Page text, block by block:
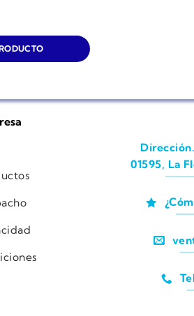
01595, La